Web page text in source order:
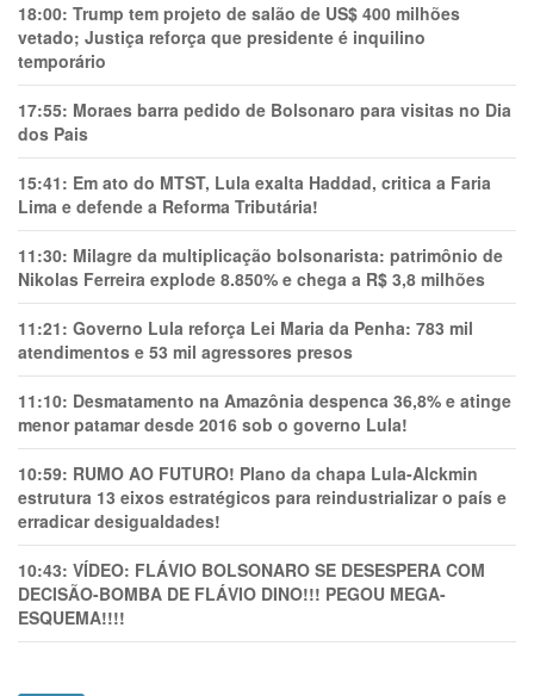
18:00: Trump tem projeto de salão de US$ 400 milhões
vetado; Justiça reforça que presidente é inquilino
temporário
17:55: Moraes barra pedido de Bolsonaro para visitas no Dia
dos Pais
15:41: Em ato do MTST, Lula exalta Haddad, critica a Faria
Lima e defende a Reforma Tributária!
11:30: Milagre da multiplicação bolsonarista: patrimônio de
Nikolas Ferreira explode 8.850% e chega a R$ 3,8 milhões
11:21: Governo Lula reforça Lei Maria da Penha: 783 mil
atendimentos e 53 mil agressores presos
11:10: Desmatamento na Amazônia despenca 36,8% e atinge
menor patamar desde 2016 sob o governo Lula!
10:59: RUMO AO FUTURO! Plano da chapa Lula-Alckmin
estrutura 13 eixos estratégicos para reindustrializar o país e
erradicar desigualdades!
10:43: VÍDEO: FLÁVIO BOLSONARO SE DESESPERA COM
DECISÃO-BOMBA DE FLÁVIO DINO!!! PEGOU MEGA-
ESQUEMA!!!!